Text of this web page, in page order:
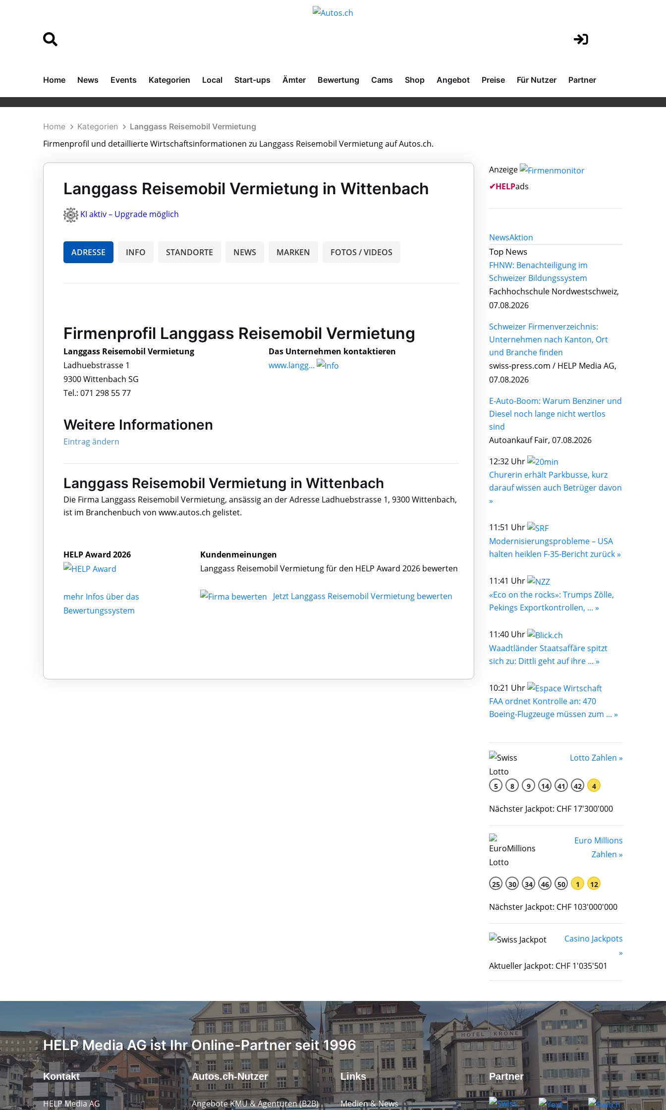
Home News Events Kategorien Local Start-ups Ämter Bewertung Cams Shop Angebot Preise Für Nutzer Partner
Home Kategorien Langgass Reisemobil Vermietung
Firmenprofil und detaillierte Wirtschaftsinformationen zu Langgass Reisemobil Vermietung auf Autos.ch.
Langgass Reisemobil Vermietung in Wittenbach
KI aktiv – Upgrade möglich
ADRESSE INFO STANDORTE NEWS MARKEN FOTOS / VIDEOS
Firmenprofil Langgass Reisemobil Vermietung
Langgass Reisemobil Vermietung
Ladhuebstrasse 1
9300 Wittenbach SG
Tel.: 071 298 55 77
Das Unternehmen kontaktieren
www.langg...
Weitere Informationen
Eintrag ändern
Langgass Reisemobil Vermietung in Wittenbach
Die Firma Langgass Reisemobil Vermietung, ansässig an der Adresse Ladhuebstrasse 1, 9300 Wittenbach,
ist im Branchenbuch von www.autos.ch gelistet.
HELP Award 2026
mehr Infos über das
Bewertungssystem
Kundenmeinungen
Langgass Reisemobil Vermietung für den HELP Award 2026 bewerten
Jetzt Langgass Reisemobil Vermietung bewerten
Anzeige
✔HELPads
NewsAktion
Top News
FHNW: Benachteiligung im
Schweizer Bildungssystem
Fachhochschule Nordwestschweiz,
07.08.2026
Schweizer Firmenverzeichnis:
Unternehmen nach Kanton, Ort
und Branche finden
swiss-press.com / HELP Media AG,
07.08.2026
E-Auto-Boom: Warum Benziner und
Diesel noch lange nicht wertlos
sind
Autoankauf Fair, 07.08.2026
12:32 Uhr
Churerin erhält Parkbusse, kurz
darauf wissen auch Betrüger davon
»
11:51 Uhr
Modernisierungsprobleme – USA
halten heiklen F-35-Bericht zurück »
11:41 Uhr
«Eco on the rocks»: Trumps Zölle,
Pekings Exportkontrollen, ... »
11:40 Uhr
Waadtländer Staatsaffäre spitzt
sich zu: Dittli geht auf ihre ... »
10:21 Uhr
FAA ordnet Kontrolle an: 470
Boeing-Flugzeuge müssen zum ... »
Lotto Zahlen »
5 8 9 14 41 42 4
Nächster Jackpot: CHF 17'300'000
Euro Millions
Zahlen »
25 30 34 46 50 1 12
Nächster Jackpot: CHF 103'000'000
Casino Jackpots
»
Aktueller Jackpot: CHF 1'035'501
HELP Media AG ist Ihr Online-Partner seit 1996
Kontakt
HELP Media AG
Autos.ch-Nutzer
Angebote KMU & Agenturen (B2B)
Links
Medien & News
Partner